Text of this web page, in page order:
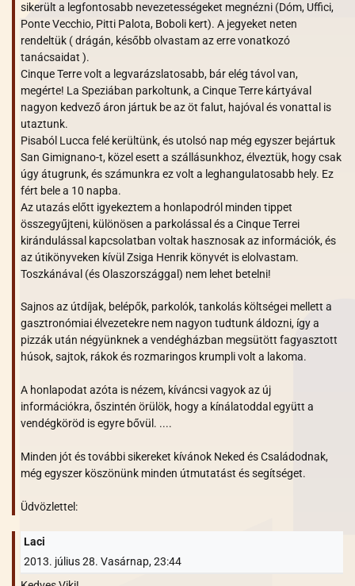
sikerült a legfontosabb nevezetességeket megnézni (Dóm, Uffici,
Ponte Vecchio, Pitti Palota, Boboli kert). A jegyeket neten
rendeltük ( drágán, később olvastam az erre vonatkozó
tanácsaidat ).
Cinque Terre volt a legvarázslatosabb, bár elég távol van,
megérte! La Speziában parkoltunk, a Cinque Terre kártyával
nagyon kedvező áron jártuk be az öt falut, hajóval és vonattal is
utaztunk.
Pisaból Lucca felé kerültünk, és utolsó nap még egyszer bejártuk
San Gimignano-t, közel esett a szállásunkhoz, élveztük, hogy csak
úgy átugrunk, és számunkra ez volt a leghangulatosabb hely. Ez
fért bele a 10 napba.
Az utazás előtt igyekeztem a honlapodról minden tippet
összegyűjteni, különösen a parkolással és a Cinque Terrei
kirándulással kapcsolatban voltak hasznosak az információk, és
az útikönyveken kívül Zsiga Henrik könyvét is elolvastam.
Toszkánával (és Olaszországgal) nem lehet betelni!
Sajnos az útdíjak, belépők, parkolók, tankolás költségei mellett a
gasztronómiai élvezetekre nem nagyon tudtunk áldozni, így a
pizzák után négyünknek a vendégházban megsütött fagyasztott
húsok, sajtok, rákok és rozmaringos krumpli volt a lakoma.
A honlapodat azóta is nézem, kíváncsi vagyok az új
információkra, őszintén örülök, hogy a kínálatoddal együtt a
vendégköröd is egyre bővül. ....
Minden jót és további sikereket kívánok Neked és Családodnak,
még egyszer köszönünk minden útmutatást és segítséget.
Üdvözlettel:
Laci
2013. július 28. Vasárnap, 23:44